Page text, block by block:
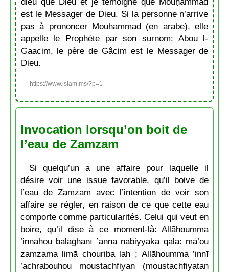
est le Messager de Dieu. Si la personne n’arrive
pas à prononcer Mouḥammad (en arabe), elle
appelle le Prophète par son surnom: Abou l-
Gaacim, le père de Gâcim est le Messager de
Dieu.
https://www.islam.ms/?p=1
Invocation lorsqu’on boit de
l’eau de Zamzam
Si quelqu’un a une affaire pour laquelle il
désire voir une issue favorable, qu’il boive de
l’eau de Zamzam avec l’intention de voir son
affaire se régler, en raison de ce que cette eau
comporte comme particularités. Celui qui veut en
boire, qu’il dise à ce moment-là: Allāhoumma
’innahou balaghanī ’anna nabiyyaka qāla: mā’ou
zamzama limā chouriba lah ; Allāhoumma ’innī
’achrabouhou moustachfiyan (moustachfiyatan